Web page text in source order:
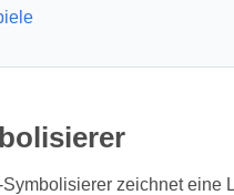
zeichnet eine